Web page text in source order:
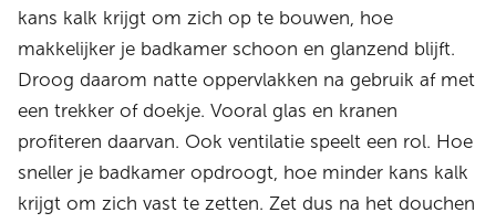
kans kalk krijgt om zich op te bouwen, hoe
makkelijker je badkamer schoon en glanzend blijft.
Droog daarom natte oppervlakken na gebruik af met
een trekker of doekje. Vooral glas en kranen
profiteren daarvan. Ook ventilatie speelt een rol. Hoe
sneller je badkamer opdroogt, hoe minder kans kalk
krijgt om zich vast te zetten. Zet dus na het douchen